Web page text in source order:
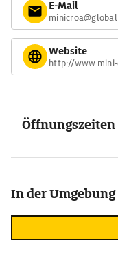
E-Mail
Website
http://
Öffnungszeiten
In der Umgebung